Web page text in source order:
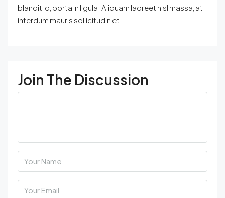
blandit id, porta in ligula. Aliquam laoreet nisl massa, at
interdum mauris sollicitudin et.
Join The Discussion